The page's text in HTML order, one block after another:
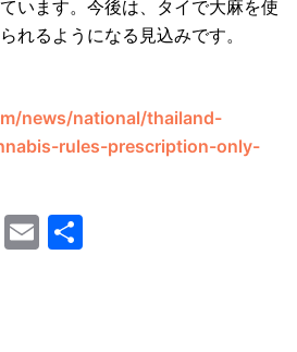
います。今後は、タイで大麻を使
れるようになる見込みです。
news/national/thailand-
rules-prescription-only-
Pinterest
Email